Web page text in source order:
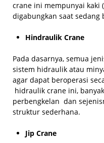
crane ini mempunyai kaki
digabungkan saat sedang
Hindraulik Crane
Pada dasarnya, semua
sistem hidraulik atau
agar dapat beroperasi
hidraulik crane ini,
perbengkelan dan
struktur sederhana.
Jip Crane